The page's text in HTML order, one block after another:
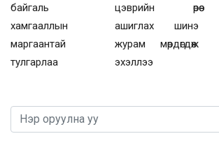
байгаль
хамгааллын
маргаантай
тулгарлаа
цэврийн өрөө
ашиглах шинэ
журам мөрдөгдөж
эхэллээ